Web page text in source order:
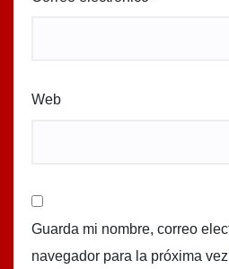
Web
Guarda mi nombre, correo
navegador para la próxima